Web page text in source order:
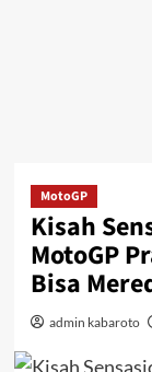
MotoGP
Kisah
MotoGP
Bisa
admin kabaroto